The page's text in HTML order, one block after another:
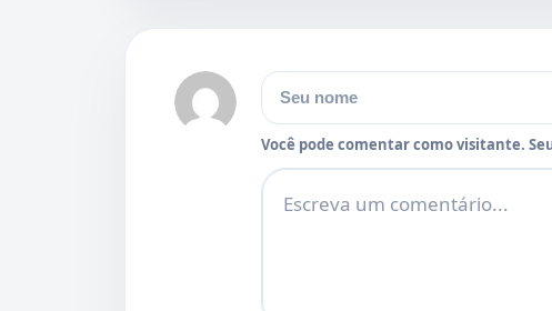
Nome
Você pode comentar como visitante.
Comentário